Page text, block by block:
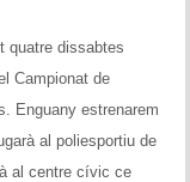
quatre dissabtes
Campionat de
Enguany estrenarem
al poliesportiu de
al centre cívic ce